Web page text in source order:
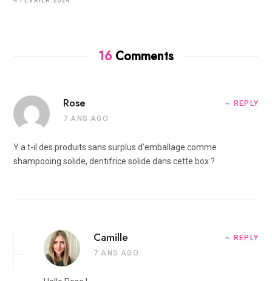
16 Comments
Rose
7 ANS AGO
REPLY
Y a t-il des produits sans surplus d’emballage comme
shampooing solide, dentifrice solide dans cette box ?
Camille
7 ANS AGO
REPLY